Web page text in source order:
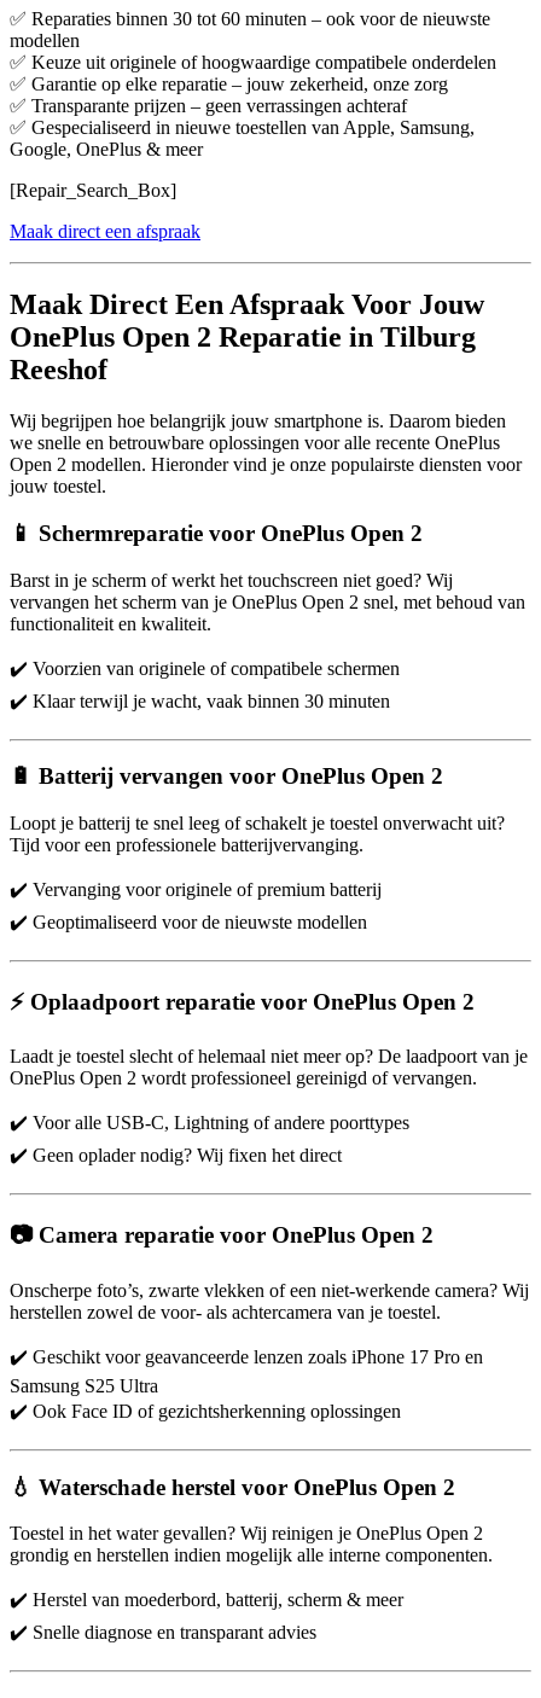
✅ Reparaties binnen 30 tot 60 minuten – ook voor de nieuwste
modellen
✅ Keuze uit originele of hoogwaardige compatibele onderdelen
✅ Garantie op elke reparatie – jouw zekerheid, onze zorg
✅ Transparante prijzen – geen verrassingen achteraf
✅ Gespecialiseerd in nieuwe toestellen van Apple, Samsung,
Google, OnePlus & meer
[Repair_Search_Box]
Maak direct een afspraak
Maak Direct Een Afspraak Voor Jouw
OnePlus Open 2 Reparatie in Tilburg
Reeshof
Wij begrijpen hoe belangrijk jouw smartphone is. Daarom bieden
we snelle en betrouwbare oplossingen voor alle recente OnePlus
Open 2 modellen. Hieronder vind je onze populairste diensten voor
jouw toestel.
📱 Schermreparatie voor OnePlus Open 2
Barst in je scherm of werkt het touchscreen niet goed? Wij
vervangen het scherm van je OnePlus Open 2 snel, met behoud van
functionaliteit en kwaliteit.
✔️ Voorzien van originele of compatibele schermen
✔️ Klaar terwijl je wacht, vaak binnen 30 minuten
🔋 Batterij vervangen voor OnePlus Open 2
Loopt je batterij te snel leeg of schakelt je toestel onverwacht uit?
Tijd voor een professionele batterijvervanging.
✔️ Vervanging voor originele of premium batterij
✔️ Geoptimaliseerd voor de nieuwste modellen
⚡ Oplaadpoort reparatie voor OnePlus Open 2
Laadt je toestel slecht of helemaal niet meer op? De laadpoort van je
OnePlus Open 2 wordt professioneel gereinigd of vervangen.
✔️ Voor alle USB-C, Lightning of andere poorttypes
✔️ Geen oplader nodig? Wij fixen het direct
📷 Camera reparatie voor OnePlus Open 2
Onscherpe foto’s, zwarte vlekken of een niet-werkende camera? Wij
herstellen zowel de voor- als achtercamera van je toestel.
✔️ Geschikt voor geavanceerde lenzen zoals iPhone 17 Pro en
Samsung S25 Ultra
✔️ Ook Face ID of gezichtsherkenning oplossingen
💧 Waterschade herstel voor OnePlus Open 2
Toestel in het water gevallen? Wij reinigen je OnePlus Open 2
grondig en herstellen indien mogelijk alle interne componenten.
✔️ Herstel van moederbord, batterij, scherm & meer
✔️ Snelle diagnose en transparant advies